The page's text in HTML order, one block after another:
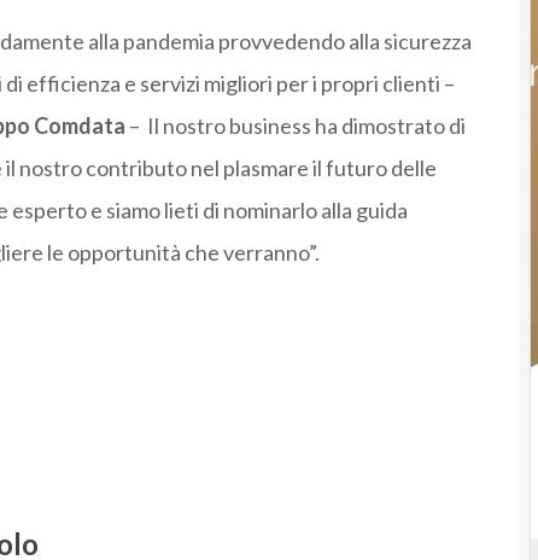
alla pandemia provvedendo alla sicurezza
efficienza e servizi migliori per i propri clienti –
Comdata – Il nostro business ha dimostrato di
nostro contributo nel plasmare il futuro delle
e siamo lieti di nominarlo alla guida
le opportunità che verranno”.